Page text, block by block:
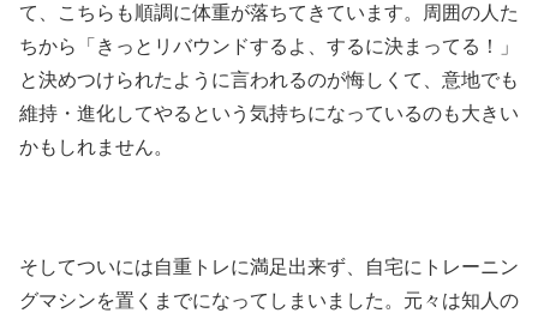
て、こちらも順調に体重が落ちてきています。周囲の人た
ちから「きっとリバウンドするよ、するに決まってる！」
と決めつけられたように言われるのが悔しくて、意地でも
維持・進化してやるという気持ちになっているのも大きい
かもしれません。
そしてついには自重トレに満足出来ず、自宅にトレーニン
グマシンを置くまでになってしまいました。元々は知人の